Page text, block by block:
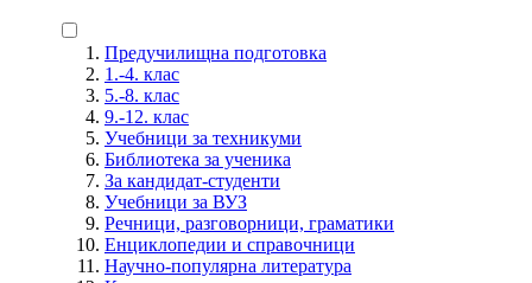
Предучилищна подготовка
1.-4. клас
5.-8. клас
9.-12. клас
Учебници за техникуми
Библиотека за ученика
За кандидат-студенти
Учебници за ВУЗ
Речници, разговорници, граматики
Енциклопедии и справочници
Научно-популярна литература